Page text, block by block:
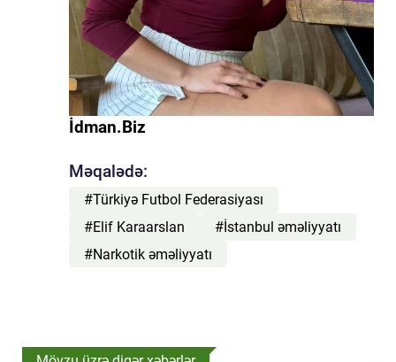
İdman.Biz
Məqalədə:
#Türkiyə Futbol Federasiyası
#Elif Karaarslan
#İstanbul əməliyyatı
#Narkotik əməliyyatı